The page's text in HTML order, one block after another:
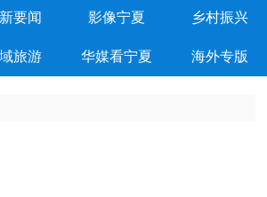
要闻 影像宁夏 乡村振兴
旅游 华媒看宁夏 海外专版